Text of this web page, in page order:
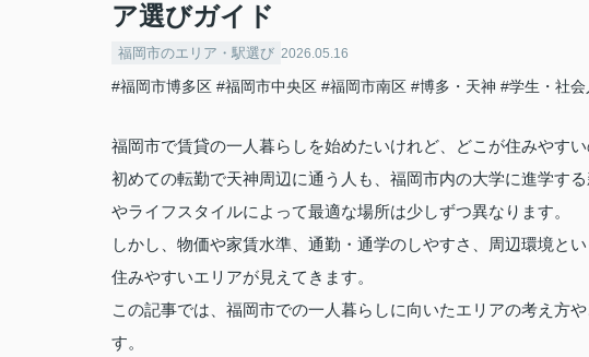
ア選びガイド
福岡市のエリア・駅選び 2026.05.16
#福岡市博多区 #福岡市中央区 #福岡市南区 #博多・天神 #学生・社会
福岡市で賃貸の一人暮らしを始めたいけれど、どこが住みやす
初めての転勤で天神周辺に通う人も、福岡市内の大学に進学す
やライフスタイルによって最適な場所は少しずつ異なります。
しかし、物価や家賃水準、通勤・通学のしやすさ、周辺環境と
住みやすいエリアが見えてきます。
この記事では、福岡市での一人暮らしに向いたエリアの考え方
す。